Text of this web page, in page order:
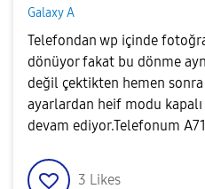
Galaxy A
Telefondan wp içinde
dönüyor fakat bu dönme
değil çektikten hemen
ayarlardan heif modu
devam ediyor.Telefonum A71
3 Likes